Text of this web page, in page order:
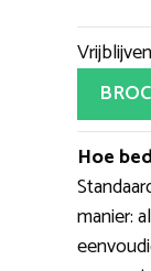
Hoe
manier: